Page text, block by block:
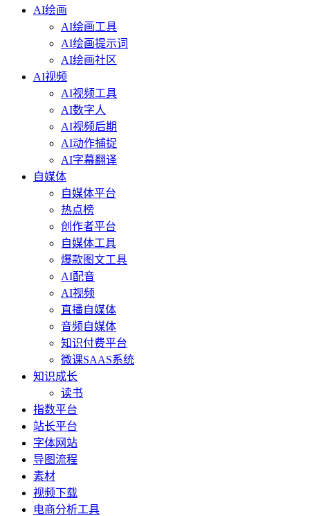
AI绘画
AI绘画工具
AI绘画提示词
AI绘画社区
AI视频
AI视频工具
AI数字人
AI视频后期
AI动作捕捉
AI字幕翻译
自媒体
自媒体平台
热点榜
创作者平台
自媒体工具
爆款图文工具
AI配音
AI视频
直播自媒体
音频自媒体
知识付费平台
微课SAAS系统
知识成长
读书
指数平台
站长平台
字体网站
导图流程
素材
视频下载
电商分析工具